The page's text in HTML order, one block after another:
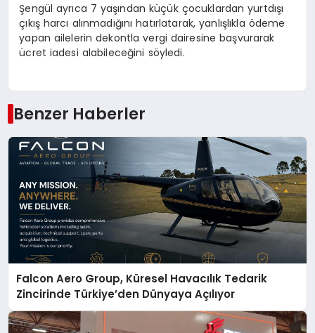
Şengül ayrıca 7 yaşından küçük çocuklardan yurtdışı
çıkış harcı alınmadığını hatırlatarak, yanlışlıkla ödeme
yapan ailelerin dekontla vergi dairesine başvurarak
ücret iadesi alabileceğini söyledi.
Benzer Haberler
Falcon Aero Group, Küresel Havacılık Tedarik
Zincirinde Türkiye’den Dünyaya Açılıyor